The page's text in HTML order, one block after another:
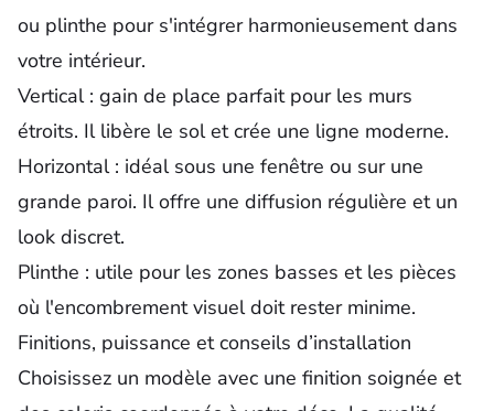
ou plinthe pour s'intégrer harmonieusement dans
votre intérieur.
Vertical: gain de place parfait pour les murs
étroits. Il libère le sol et crée une ligne moderne.
Horizontal: idéal sous une fenêtre ou sur une
grande paroi. Il offre une diffusion régulière et un
look discret.
Plinthe : utile pour les zones basses et les pièces
où l'encombrement visuel doit rester minime.
Finitions, puissance et conseils d’installation
Choisissez un modèle avec une finition soignée et